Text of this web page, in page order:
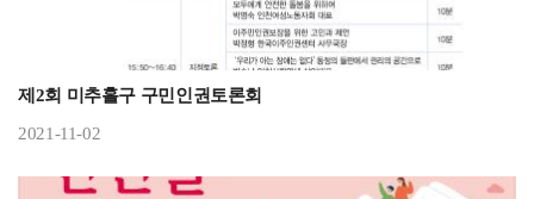
제2회 미추홀구 구민인권토론회
2021-11-02